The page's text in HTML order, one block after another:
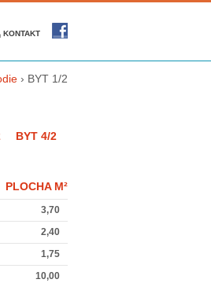
KONTAKT
› BYT 1/2
BYT 4/2
PLOCHA M²
3,70
2,40
1,75
10,00